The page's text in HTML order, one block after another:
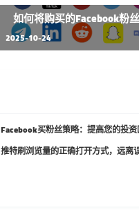
如何将购买的Facebook粉
2025-10-24
Facebook买粉丝策略：提高您的投
推特刷浏览量的正确打开方式，远离